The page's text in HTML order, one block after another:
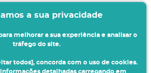
a sua privacidade
melhorar a sua experiência e analisar o
tráfego do site.
todos], concorda com o uso de cookies.
detalhadas carregando em